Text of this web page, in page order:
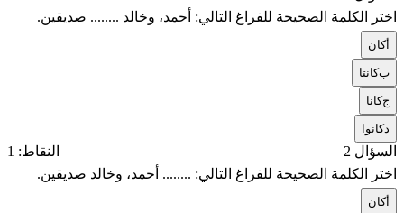
اختر الكلمة الصحيحة للفراغ التالي: أحمد، وخالد ........ صديقين.
كان
بكانتا
جكانا
كانوا
السؤال 2
النقاط: 1
اختر الكلمة الصحيحة للفراغ التالي: ........ أحمد، وخالد صديقين.
كان